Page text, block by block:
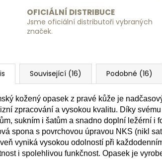
OFICIÁLNÍ DISTRIBUCE
Jsme oficiální distributoři vybraných
značek.
Související (16) Podobné (16)
kožený opasek z pravé kůže je
zpracování a vysokou kvalitu. Díky
sukním i šatům a snadno doplní ležérní i
spona s povrchovou úpravou NKS (nikl
vyniká vysokou odolností při
i spolehlivou funkčnost. Opasek je